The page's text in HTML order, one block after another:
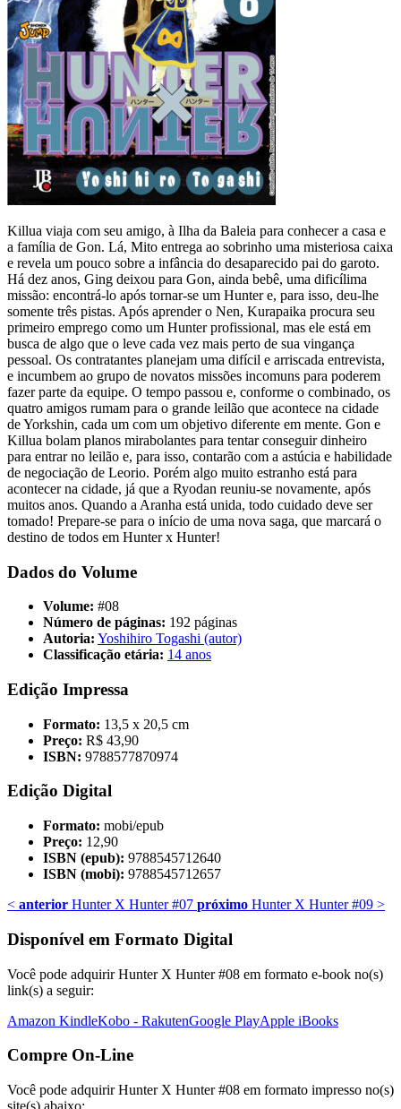
Killua viaja com seu amigo, à Ilha da Baleia para conhecer a casa e
a família de Gon. Lá, Mito entrega ao sobrinho uma misteriosa caixa
e revela um pouco sobre a infância do desaparecido pai do garoto.
Há dez anos, Ging deixou para Gon, ainda bebê, uma dificílima
missão: encontrá-lo após tornar-se um Hunter e, para isso, deu-lhe
somente três pistas. Após aprender o Nen, Kurapaika procura seu
primeiro emprego como um Hunter profissional, mas ele está em
busca de algo que o leve cada vez mais perto de sua vingança
pessoal. Os contratantes planejam uma difícil e arriscada entrevista,
e incumbem ao grupo de novatos missões incomuns para poderem
fazer parte da equipe. O tempo passou e, conforme o combinado, os
quatro amigos rumam para o grande leilão que acontece na cidade
de Yorkshin, cada um com um objetivo diferente em mente. Gon e
Killua bolam planos mirabolantes para tentar conseguir dinheiro
para entrar no leilão e, para isso, contarão com a astúcia e habilidade
de negociação de Leorio. Porém algo muito estranho está para
acontecer na cidade, já que a Ryodan reuniu-se novamente, após
muitos anos. Quando a Aranha está unida, todo cuidado deve ser
tomado! Prepare-se para o início de uma nova saga, que marcará o
destino de todos em Hunter x Hunter!
Dados do Volume
Volume: #08
Número de páginas: 192 páginas
Autoria: Yoshihiro Togashi (autor)
Classificação etária: 14 anos
Edição Impressa
Formato: 13,5 x 20,5 cm
Preço: R$ 43,90
ISBN: 9788577870974
Edição Digital
Formato: mobi/epub
Preço: 12,90
ISBN (epub): 9788545712640
ISBN (mobi): 9788545712657
< anterior Hunter X Hunter #07 próximo Hunter X Hunter #09 >
Disponível em Formato Digital
Você pode adquirir Hunter X Hunter #08 em formato e-book no(s)
link(s) a seguir:
Amazon KindleKobo - RakutenGoogle PlayApple iBooks
Compre On-Line
Você pode adquirir Hunter X Hunter #08 em formato impresso no(s)
site(s) abaixo: